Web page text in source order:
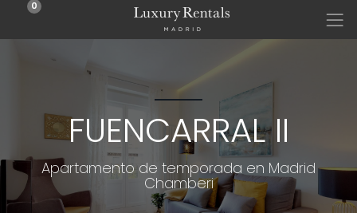
0
FUENCARRAL II
Apartamento de temporada en Madrid
Chamberi